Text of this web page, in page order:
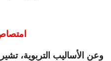
وعن الأساليب التربوية،